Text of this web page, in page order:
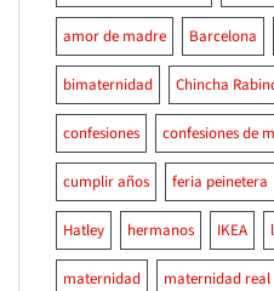
amor de madre Barcelona
bimaternidad Chincha
confesiones confesiones de
cumplir años feria peinetera
Hatley hermanos IKEA
maternidad maternidad real